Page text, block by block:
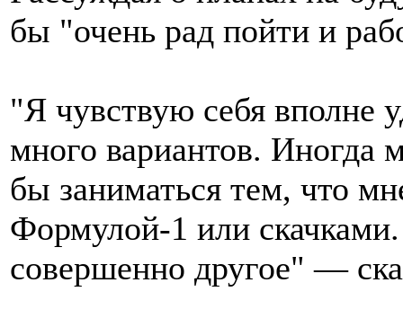
бы "очень рад пойти и
"Я чувствую себя вполне
много вариантов. Иногда
бы заниматься тем, что
Формулой-1 или
совершенно другое" —